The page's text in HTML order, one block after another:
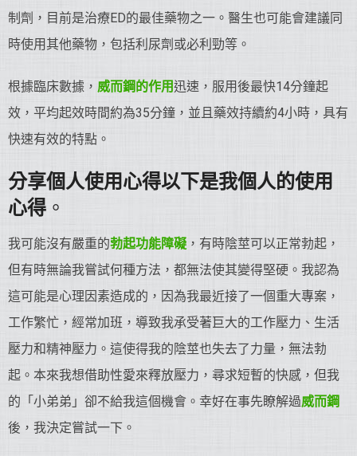
制劑，目前是治療ED的最佳藥物之一。醫生也可能會建議同
時使用其他藥物，包括利尿劑或必利勁等。
根據臨床數據， 威而鋼的作用迅速，服用後最快14分鐘起
效，平均起效時間約為35分鐘，並且藥效持續約4小時，具有
快速有效的特點。
分享個人使用心得以下是我個人的使用
心得 。
我可能沒有嚴重的勃起功能障礙 ，有時陰莖可以正常勃起，
但有時無論我嘗試何種方法，都無法使其變得堅硬。我認為
這可能是心理因素造成的，因為我最近接了一個重大專案，
工作繁忙，經常加班，導致我承受著巨大的工作壓力、生活
壓力和精神壓力。這使得我的陰莖也失去了力量，無法勃
起。本來我想借助性愛來釋放壓力，尋求短暫的快感，但我
的「小弟弟」卻不給我這個機會。幸好在事先瞭解過威而鋼
後，我決定嘗試一下。